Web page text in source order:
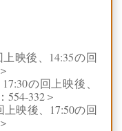
映後、14:35の回
の回上映後、
554-332＞
映後、17:50の回